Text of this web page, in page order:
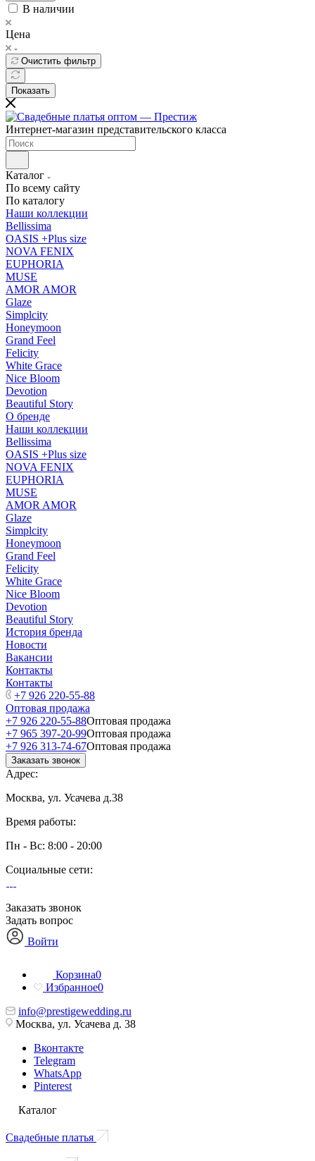
В наличии
Цена
Очистить фильтр
Показать
Интернет-магазин представительского класса
Каталог
По всему сайту
По каталогу
Наши коллекции
Bellissima
OASIS +Plus size
NOVA FENIX
EUPHORIA
MUSE
AMOR AMOR
Glaze
Simplcity
Honeymoon
Grand Feel
Felicity
White Grace
Nice Bloom
Devotion
Beautiful Story
О бренде
Наши коллекции
Bellissima
OASIS +Plus size
NOVA FENIX
EUPHORIA
MUSE
AMOR AMOR
Glaze
Simplcity
Honeymoon
Grand Feel
Felicity
White Grace
Nice Bloom
Devotion
Beautiful Story
История бренда
Новости
Вакансии
Контакты
Контакты
+7 926 220-55-88
Оптовая продажа
+7 926 220-55-88Оптовая продажа
+7 965 397-20-99Оптовая продажа
+7 926 313-74-67Оптовая продажа
Заказать звонок
Адрес:
Москва, ул. Усачева д.38
Время работы:
Пн - Вс: 8:00 - 20:00
Социальные сети:
Заказать звонок
Задать вопрос
Войти
Корзина0
Избранное0
info@prestigewedding.ru
Москва, ул. Усачева д. 38
Вконтакте
Telegram
WhatsApp
Pinterest
Каталог
Свадебные платья